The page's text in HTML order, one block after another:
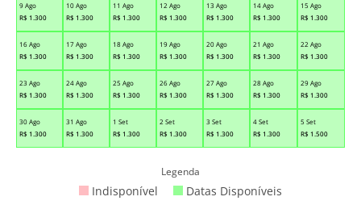
9 Ago
R$ 1.300
10 Ago
R$ 1.300
11 Ago
R$ 1.300
12 Ago
R$ 1.300
13 Ago
R$ 1.300
14 Ago
R$ 1.300
15 Ago
R$ 1.300
16 Ago
R$ 1.300
17 Ago
R$ 1.300
18 Ago
R$ 1.300
19 Ago
R$ 1.300
20 Ago
R$ 1.300
21 Ago
R$ 1.300
22 Ago
R$ 1.300
23 Ago
R$ 1.300
24 Ago
R$ 1.300
25 Ago
R$ 1.300
26 Ago
R$ 1.300
27 Ago
R$ 1.300
28 Ago
R$ 1.300
29 Ago
R$ 1.300
30 Ago
R$ 1.300
31 Ago
R$ 1.300
1 Set
R$ 1.300
2 Set
R$ 1.300
3 Set
R$ 1.300
4 Set
R$ 1.300
5 Set
R$ 1.500
Legenda
Indisponível Datas Disponíveis